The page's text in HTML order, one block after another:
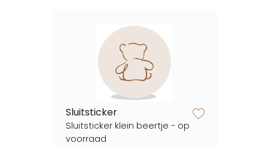
Sluitsticker
Sluitsticker klein beertje - op
voorraad